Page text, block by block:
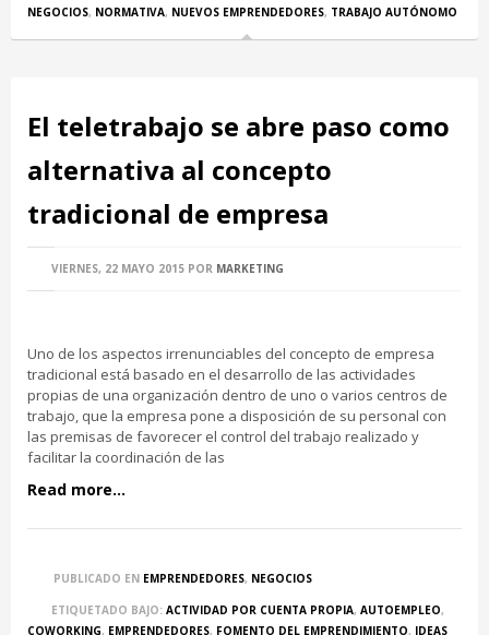
NEGOCIOS, NORMATIVA, NUEVOS EMPRENDEDORES, TRABAJO AUTÓNOMO
El teletrabajo se abre paso como
alternativa al concepto
tradicional de empresa
VIERNES, 22 MAYO 2015 POR MARKETING
Uno de los aspectos irrenunciables del concepto de empresa
tradicional está basado en el desarrollo de las actividades
propias de una organización dentro de uno o varios centros de
trabajo, que la empresa pone a disposición de su personal con
las premisas de favorecer el control del trabajo realizado y
facilitar la coordinación de las
Read more...
PUBLICADO EN EMPRENDEDORES, NEGOCIOS
ETIQUETADO BAJO: ACTIVIDAD POR CUENTA PROPIA, AUTOEMPLEO,
COWORKING, EMPRENDEDORES, FOMENTO DEL EMPRENDIMIENTO, IDEAS